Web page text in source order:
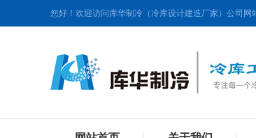
您好！欢迎访问库华制冷（冷库设计建造厂家）公司网